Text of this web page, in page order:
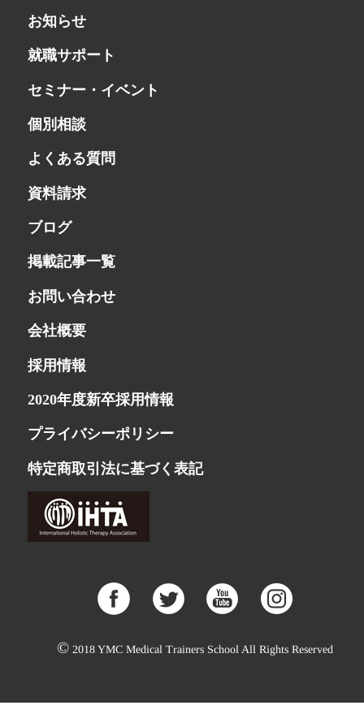
お知らせ
就職サポート
セミナー・イベント
個別相談
よくある質問
資料請求
ブログ
掲載記事一覧
お問い合わせ
会社概要
採用情報
2020年度新卒採用情報
プライバシーポリシー
特定商取引法に基づく表記
© 2018 YMC Medical Trainers School All Rights Reserved